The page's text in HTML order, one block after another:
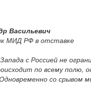
Васильевич
МИД РФ в отставке
с Россией не
по всему полю,
со срывом